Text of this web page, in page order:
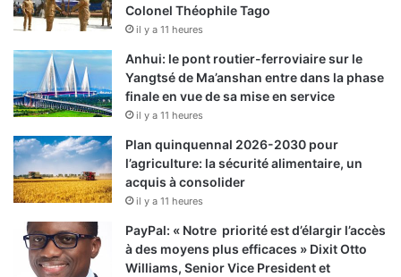
Colonel Théophile Tago
il y a 11 heures
Anhui: le pont routier-ferroviaire sur le
Yangtsé de Ma’anshan entre dans la phase
finale en vue de sa mise en service
il y a 11 heures
Plan quinquennal 2026-2030 pour
l’agriculture: la sécurité alimentaire, un
acquis à consolider
il y a 11 heures
PayPal: « Notre priorité est d’élargir l’accès
à des moyens plus efficaces » Dixit Otto
Williams, Senior Vice President et